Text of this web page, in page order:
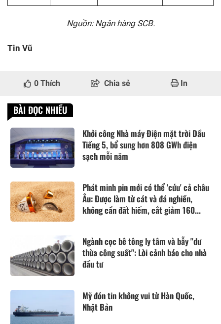
Nguồn: Ngân hàng SCB.
Tin Vũ
0 Thích Chia sẻ In
BÀI ĐỌC NHIỀU
Khởi công Nhà máy Điện mặt trời Dầu
Tiếng 5, bổ sung hơn 808 GWh điện
sạch mỗi năm
Phát minh pin mới có thể 'cứu' cả châu
Âu: Được làm từ cát và đá nghiền,
không cần đất hiếm, cắt giảm 160...
Ngành cọc bê tông ly tâm và bẫy "dư
thừa công suất": Lời cảnh báo cho nhà
đầu tư
Mỹ đón tin không vui từ Hàn Quốc,
Nhật Bản